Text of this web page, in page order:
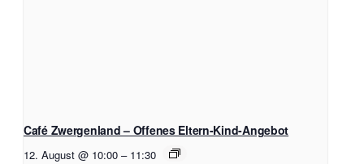
Café Zwergenland – Offenes Eltern-Kind-Angebot
12. August @ 10:00 – 11:30